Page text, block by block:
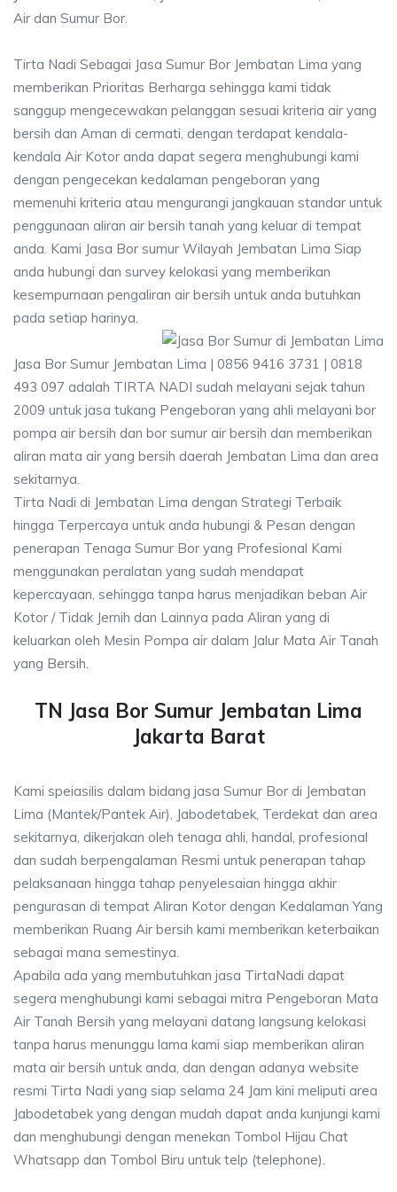
Air dan Sumur Bor.
Tirta Nadi Sebagai Jasa Sumur Bor Jembatan Lima yang
memberikan Prioritas Berharga sehingga kami tidak
sanggup mengecewakan pelanggan sesuai kriteria air yang
bersih dan Aman di cermati, dengan terdapat kendala-
kendala Air Kotor anda dapat segera menghubungi kami
dengan pengecekan kedalaman pengeboran yang
memenuhi kriteria atau mengurangi jangkauan standar untuk
penggunaan aliran air bersih tanah yang keluar di tempat
anda. Kami Jasa Bor sumur Wilayah Jembatan Lima Siap
anda hubungi dan survey kelokasi yang memberikan
kesempurnaan pengaliran air bersih untuk anda butuhkan
pada setiap harinya.
Jasa Bor Sumur Jembatan Lima | 0856 9416 3731 | 0818
493 097 adalah TIRTA NADI sudah melayani sejak tahun
2009 untuk jasa tukang Pengeboran yang ahli melayani bor
pompa air bersih dan bor sumur air bersih dan memberikan
aliran mata air yang bersih daerah Jembatan Lima dan area
sekitarnya.
Tirta Nadi di Jembatan Lima dengan Strategi Terbaik
hingga Terpercaya untuk anda hubungi & Pesan dengan
penerapan Tenaga Sumur Bor yang Profesional Kami
menggunakan peralatan yang sudah mendapat
kepercayaan, sehingga tanpa harus menjadikan beban Air
Kotor / Tidak Jernih dan Lainnya pada Aliran yang di
keluarkan oleh Mesin Pompa air dalam Jalur Mata Air Tanah
yang Bersih.
TN Jasa Bor Sumur Jembatan Lima
Jakarta Barat
Kami speiasilis dalam bidang jasa Sumur Bor di Jembatan
Lima (Mantek/Pantek Air), Jabodetabek, Terdekat dan area
sekitarnya, dikerjakan oleh tenaga ahli, handal, profesional
dan sudah berpengalaman Resmi untuk penerapan tahap
pelaksanaan hingga tahap penyelesaian hingga akhir
pengurasan di tempat Aliran Kotor dengan Kedalaman Yang
memberikan Ruang Air bersih kami memberikan keterbaikan
sebagai mana semestinya.
Apabila ada yang membutuhkan jasa TirtaNadi dapat
segera menghubungi kami sebagai mitra Pengeboran Mata
Air Tanah Bersih yang melayani datang langsung kelokasi
tanpa harus menunggu lama kami siap memberikan aliran
mata air bersih untuk anda, dan dengan adanya website
resmi Tirta Nadi yang siap selama 24 Jam kini meliputi area
Jabodetabek yang dengan mudah dapat anda kunjungi kami
dan menghubungi dengan menekan Tombol Hijau Chat
Whatsapp dan Tombol Biru untuk telp (telephone).